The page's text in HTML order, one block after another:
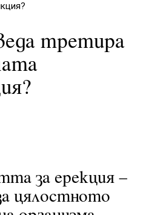
третира
за ерекция –
цялостното